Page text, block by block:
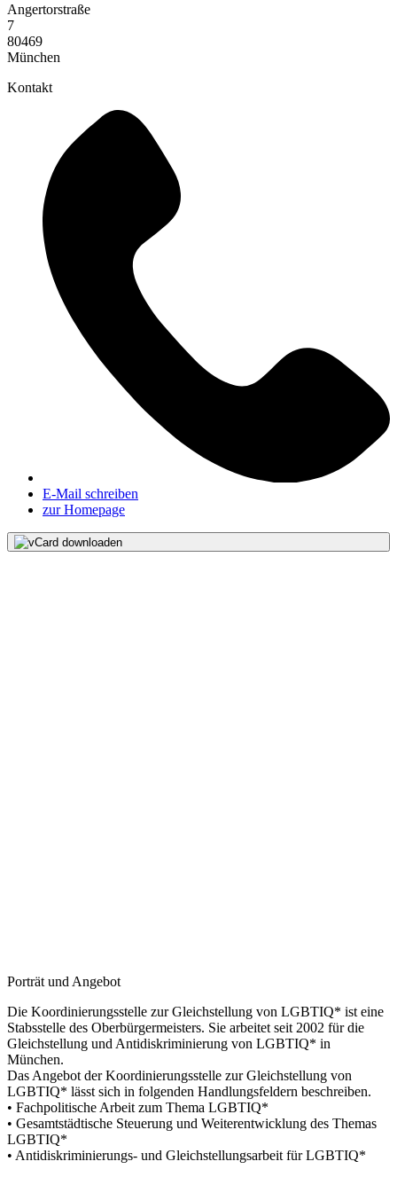
Angertorstraße
7
80469
München
Kontakt
E-Mail schreiben
zur Homepage
vCard downloaden
Porträt und Angebot
Die Koordinierungsstelle zur Gleichstellung von LGBTIQ* ist eine
Stabsstelle des Oberbürgermeisters. Sie arbeitet seit 2002 für die
Gleichstellung und Antidiskriminierung von LGBTIQ* in
München.
Das Angebot der Koordinierungsstelle zur Gleichstellung von
LGBTIQ* lässt sich in folgenden Handlungsfeldern beschreiben.
• Fachpolitische Arbeit zum Thema LGBTIQ*
• Gesamtstädtische Steuerung und Weiterentwicklung des Themas
LGBTIQ*
• Antidiskriminierungs- und Gleichstellungsarbeit für LGBTIQ*